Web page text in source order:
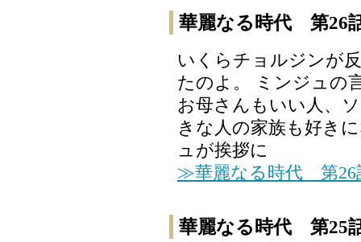
華麗なる時代 第26
いくらチョルジンが
たのよ。 ミンジュの
お母さんもいい人、
きな人の家族も好き
ュが挨拶に
≫華麗なる時代 第26
華麗なる時代 第25